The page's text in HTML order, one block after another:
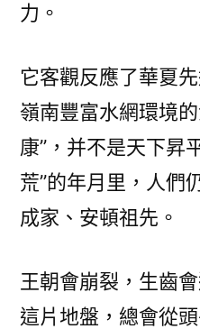
力。
它客觀反應了華夏
嶺南豐富水網環境
康”，并不是天下昇
荒”的年月里，人們
成家、安頓祖先。
王朝會崩裂，生齒
這片地盤，總會從